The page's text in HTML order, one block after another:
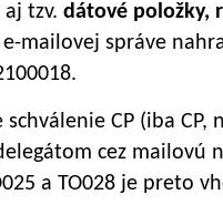
tzv. dátové položky,
mailovej správe
CP (iba CP,
cez mailovú
a TO028 je preto